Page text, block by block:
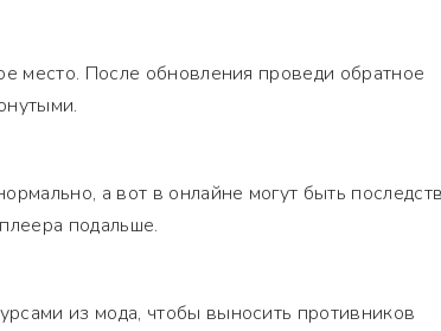
место. После обновления проведи обратное
а вот в онлайне могут быть
подальше.
из мода, чтобы выносить противников